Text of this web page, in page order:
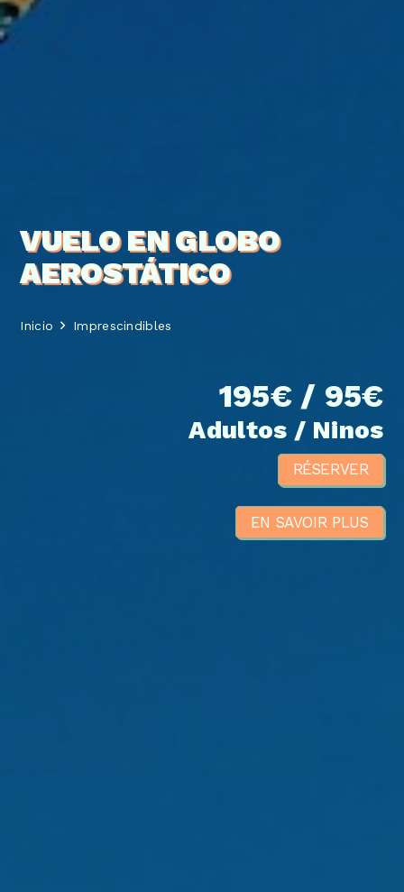
VUELO EN GLOBO
AEROSTÁTICO
Inicio Imprescindibles
195€ / 95€
Adultos / Ninos
RÉSERVER
EN SAVOIR PLUS